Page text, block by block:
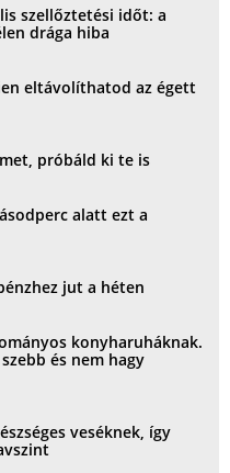
szellőztetési időt: a
drága hiba
eltávolíthatod az égett
próbáld ki te is
alatt ezt a
jut a héten
konyharuháknak.
és nem hagy
veséknek, így